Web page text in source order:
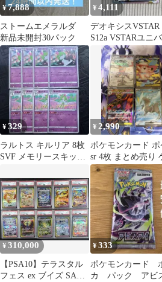
¥7,888
ストームエメラルダ
新品未開封30パック
¥4,111
デオキシスVSTAR
S12a VSTARユニバ
223/172
¥329
ラルトス キルリア 8枚
SVF メモリースキップ
¥ 2,990
ポケモンカード ポ
sr 4枚 まとめ売り
コウガex
¥310,000
【PSA10】テラスタル
フェス ex ブイズ SAR
¥333
ポケモンカード
カ パック アビ